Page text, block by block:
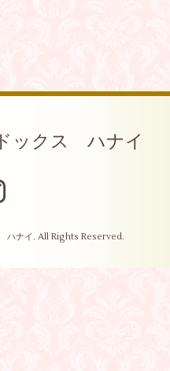
ックス ハナイ
ハナイ . All Rights Reserved.